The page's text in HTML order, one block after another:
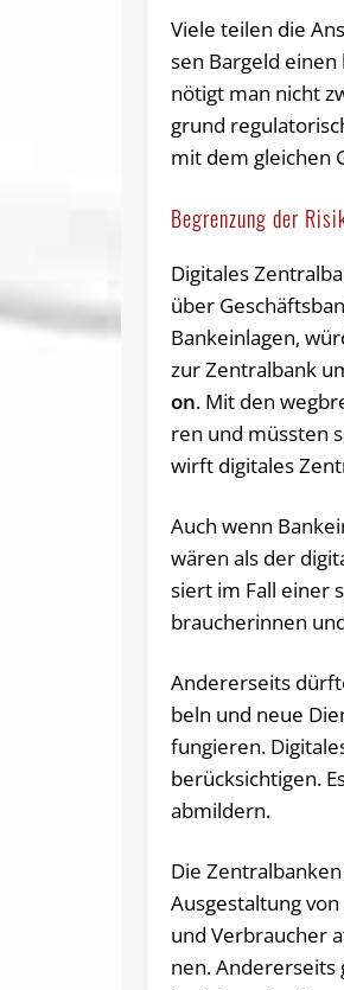
Viele tei­len die
sen Bargeld
nö­tigt man nicht
grund
mit dem glei­chen
Begrenzung der
Di­gi­ta­les
über
Bankeinlagen,
zur Zen­tral­bank
on. Mit den
ren und müss­ten
wirft di­gi­ta­les
Auch wenn
wären als der
siert im Fall einer
brau­che­rin­nen
An­de­rer­seits
beln und neue
fun­gie­ren.
berücksichtigen.
abmildern.
Die
Ausgestaltung
und Verbraucher
nen. Andererseits